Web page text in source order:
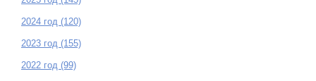
2024 год (120)
2023 год (155)
2022 год (99)